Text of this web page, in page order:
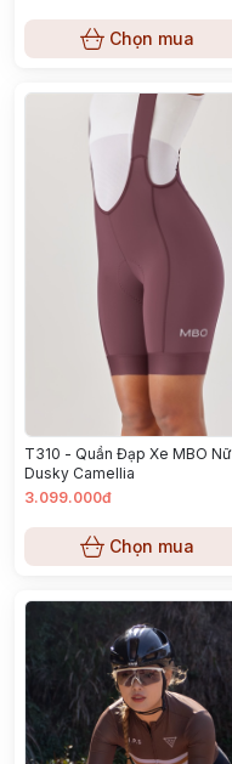
Chọn mua
T310 - Quần Đạp Xe MBO Nữ
Dusky Camellia
3.099.000đ
Chọn mua